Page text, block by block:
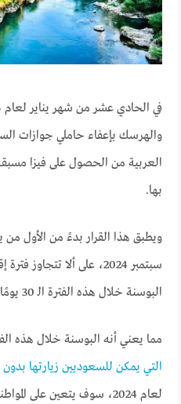
والهرسك بإعفاء حاملي جوازات
العربية من الحصول على فيزا
بها.
سبتمبر 2024، على ألا
البوسنة خلال هذه الفترة الـ 30 يومًا.
مما يعني أنه البوسنة خلال هذه
التي يمكن للسعوديين زيارتها بدون
لعام 2024، سوف يتعين على